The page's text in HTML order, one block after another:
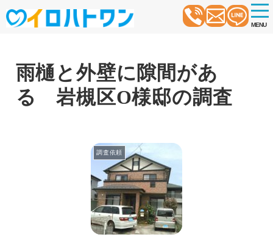
t
o
g
MENU
雨樋と外壁に隙間があ
る 岩槻区O様邸の調査
調査依頼